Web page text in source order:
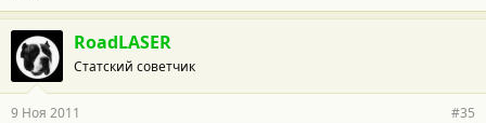
RoadLASER
Статский советчик
9 Ноя 2011 #35